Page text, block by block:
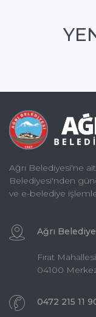
Ağrı Belediyesi'ne
Belediyesi'nden
ve e-belediye
Ağrı
Fırat
04100
0472 215 11